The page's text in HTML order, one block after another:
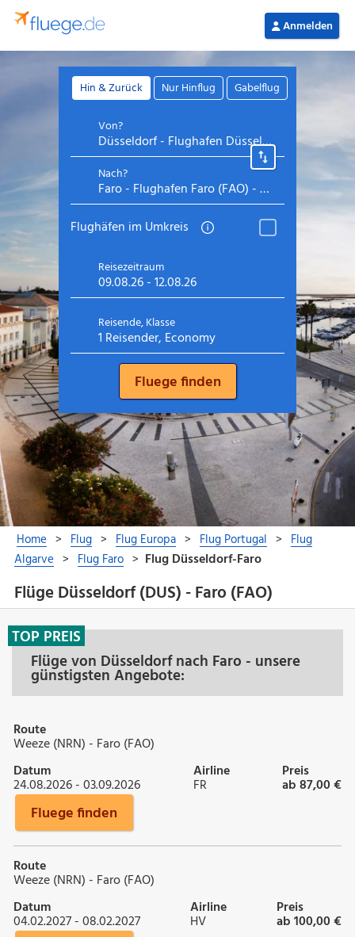
Flüge Düsseldorf (DUS) - Faro (FAO)
Flüge von Düsseldorf nach Faro - unsere
günstigsten Angebote:
TOP PREIS
Route
Weeze (NRN) - Faro (FAO)
Datum
24.08.2026 - 03.09.2026
Airline
FR
Preis
ab 87,00 €
Fluege finden
Route
Weeze (NRN) - Faro (FAO)
Datum
04.02.2027 - 08.02.2027
Airline
HV
Preis
ab 100,00 €